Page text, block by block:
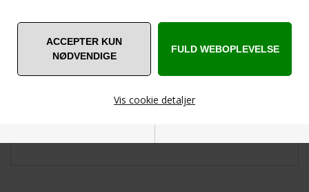
Vis cookie detaljer
Kundeservice
+45 22860830
Leveringstid